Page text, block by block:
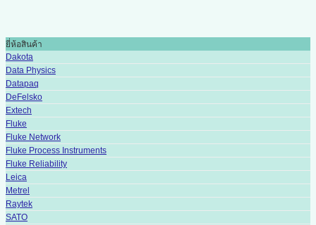
ยี่ห้อสินค้า
Dakota
Data Physics
Datapaq
DeFelsko
Extech
Fluke
Fluke Network
Fluke Process Instruments
Fluke Reliability
Leica
Metrel
Raytek
SATO